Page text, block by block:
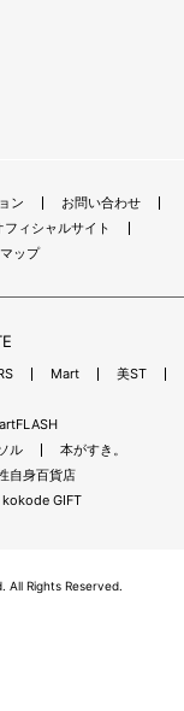
ン
お問い合わせ
フィシャルサイト
ップ
Mart
美ST
ル
本がすき。
自身百貨店
kokode GIFT
All Rights Reserved.